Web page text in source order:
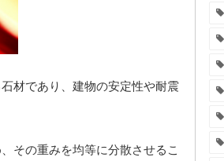
材であり、建物の安定性や耐震
その重みを均等に分散させるこ